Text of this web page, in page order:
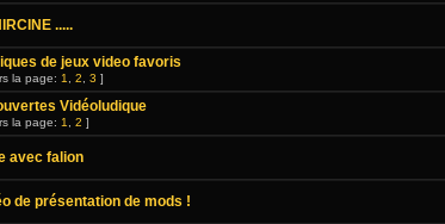
.....
de jeux video favoris
la page: 1 2 3 ]
Vidéoludique
la page: 1 2 ]
avec falion
de présentation de mods !